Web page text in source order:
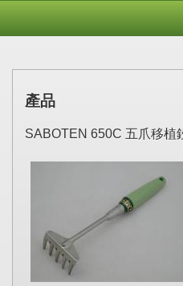
產品
SABOTEN 650C 五爪移植